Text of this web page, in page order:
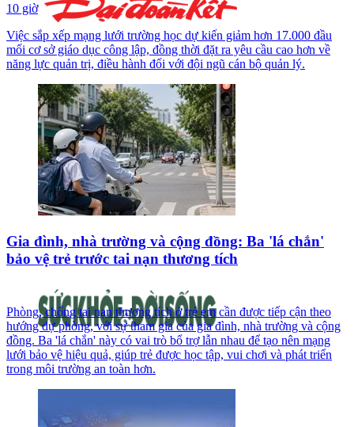
10 giờ
Việc sắp xếp mạng lưới trường học dự kiến giảm hơn 17.000 đầu
mối cơ sở giáo dục công lập, đồng thời đặt ra yêu cầu cao hơn về
năng lực quản trị, điều hành đối với đội ngũ cán bộ quản lý.
Gia đình, nhà trường và cộng đồng: Ba 'lá chắn'
bảo vệ trẻ trước tai nạn thương tích
Phòng, chống tai nạn thương tích ở trẻ em cần được tiếp cận theo
hướng dự phòng, với sự tham gia của gia đình, nhà trường và cộng
đồng. Ba 'lá chắn' này có vai trò bổ trợ lẫn nhau để tạo nên mạng
lưới bảo vệ hiệu quả, giúp trẻ được học tập, vui chơi và phát triển
trong môi trường an toàn hơn.